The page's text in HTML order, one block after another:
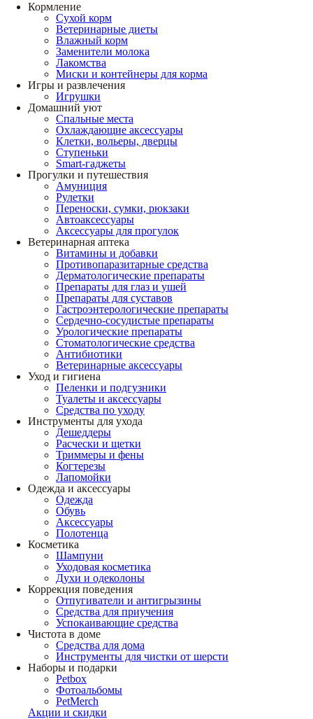
Кормление
Сухой корм
Ветеринарные диеты
Влажный корм
Заменители молока
Лакомства
Миски и контейнеры для корма
Игры и развлечения
Игрушки
Домашний уют
Спальные места
Охлаждающие аксессуары
Клетки, вольеры, дверцы
Ступеньки
Smart-гаджеты
Прогулки и путешествия
Амуниция
Рулетки
Переноски, сумки, рюкзаки
Автоаксессуары
Аксессуары для прогулок
Ветеринарная аптека
Витамины и добавки
Противопаразитарные средства
Дерматологические препараты
Препараты для глаз и ушей
Препараты для суставов
Гастроэнтерологические препараты
Сердечно-сосудистые препараты
Урологические препараты
Стоматологические средства
Антибиотики
Ветеринарные аксессуары
Уход и гигиена
Пеленки и подгузники
Туалеты и аксессуары
Средства по уходу
Инструменты для ухода
Дешеддеры
Расчески и щетки
Триммеры и фены
Когтерезы
Лапомойки
Одежда и аксессуары
Одежда
Обувь
Аксессуары
Полотенца
Косметика
Шампуни
Уходовая косметика
Духи и одеколоны
Коррекция поведения
Отпугиватели и антигрызины
Средства для приучения
Успокаивающие средства
Чистота в доме
Средства для дома
Инструменты для чистки от шерсти
Наборы и подарки
Petbox
Фотоальбомы
PetMerch
Акции и скидки